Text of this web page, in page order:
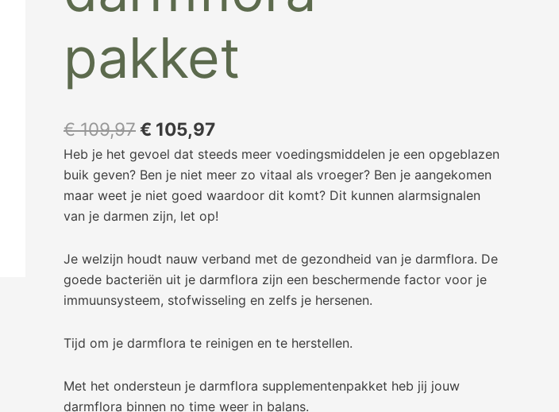
pakket
€109,97€ 105,97
Heb je het gevoel dat steeds meer voedingsmiddelen je een opgeblazen
buik geven? Ben je niet meer zo vitaal als vroeger? Ben je aangekomen
maar weet je niet goed waardoor dit komt? Dit kunnen alarmsignalen
van je darmen zijn, let op!
Je welzijn houdt nauw verband met de gezondheid van je darmflora. De
goede bacteriën uit je darmflora zijn een beschermende factor voor je
immuunsysteem, stofwisseling en zelfs je hersenen.
Tijd om je darmflora te reinigen en te herstellen.
Met het ondersteun je darmflora supplementenpakket heb jij jouw
darmflora binnen no time weer in balans.